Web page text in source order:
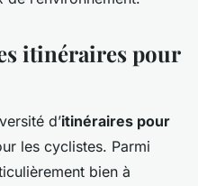
itinéraires pour
d’itinéraires pour
les cyclistes. Parmi
bien à